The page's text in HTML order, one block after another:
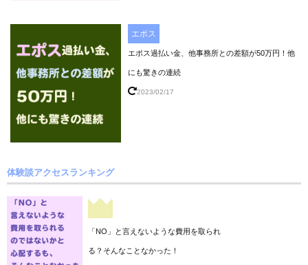
エポス
エポス過払い金、他事務所との差額が50万円！他
にも驚きの連続
2023/02/17
体験談アクセスランキング
「NO」と言えないような費用を取られ
る？そんなことなかった！